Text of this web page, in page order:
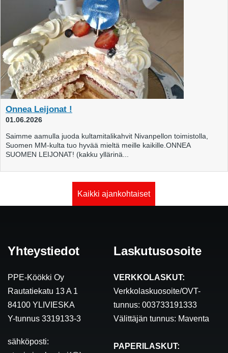
Onnea Leijonat !
01.06.2026
Saimme aamulla juoda kultamitalikahvit Nivanpellon toimistolla,
Suomen MM-kulta tuo hyvää mieltä meille kaikille.ONNEA
SUOMEN LEIJONAT! (kakku yllärinä...
Kaikki ajankohtaiset
Yhteystiedot
PPE-Köökki Oy
Rautatiekatu 13 A 1
84100 YLIVIESKA
Y-tunnus 3319133-3
sähköposti:
Laskutusosoite
VERKKOLASKUT:
Verkkolaskuosoite/OVT-
tunnus: 003733191333
Välittäjän tunnus: Maventa
PAPERILASKUT: